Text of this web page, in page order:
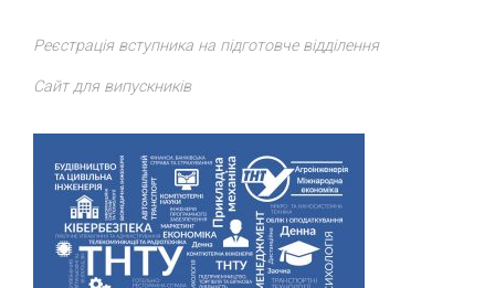
Реєстрація вступника на підготовче відділення
Сайт для випускників